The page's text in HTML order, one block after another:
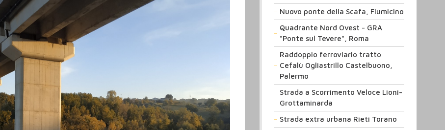
Nuovo ponte della Scafa, Fiumicino
Quadrante Nord Ovest - GRA
"Ponte sul Tevere", Roma
Raddoppio ferroviario tratto
Cefalù Ogliastrillo Castelbuono,
Palermo
Strada a Scorrimento Veloce Lioni-
Grottaminarda
Strada extra urbana Rieti Torano